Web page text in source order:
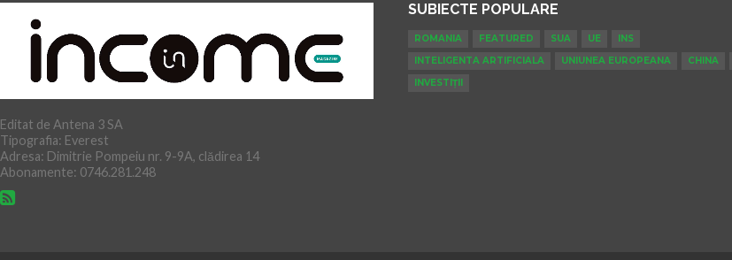
Editat de Antena 3 SA
Tipografia: Everest
Adresa: Dimitrie Pompeiu nr. 9-9A, clădirea 14
Abonamente: 0746.281.248
SUBIECTE POPULARE
ROMANIA FEATURED SUA UE
INS
INTELIGENTA ARTIFICIALA
UNIUNEA EUROPEANA CHINA
INVESTIȚII